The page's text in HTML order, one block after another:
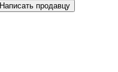
Написать продавцу